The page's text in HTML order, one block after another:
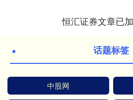
恒汇证券文章已
话题标签
中股网